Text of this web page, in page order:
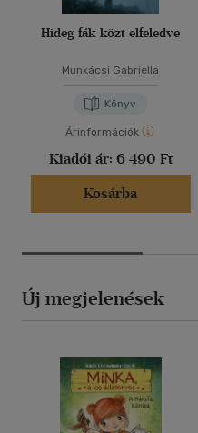
Hideg fák közt elfeledve
Munkácsi Gabriella
Könyv
Árinformációk
Kiadói ár: 6 490 Ft
Kosárba
Új megjelenések